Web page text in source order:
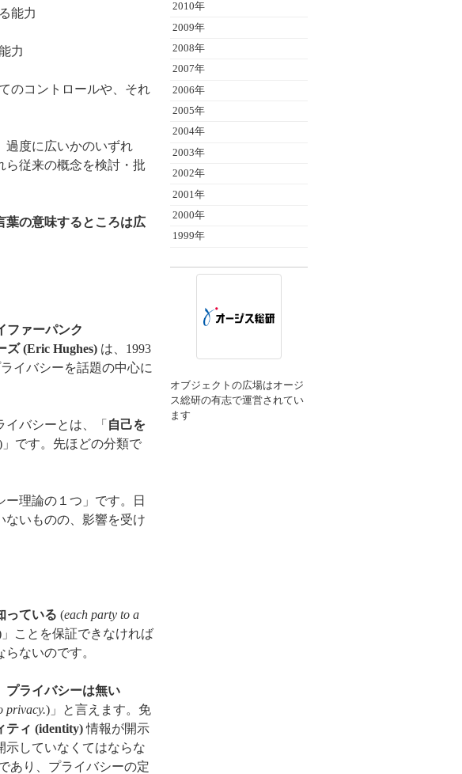
能力
力
のコントロールや、それ
過度に広いかのいずれ
ら従来の概念を検討・批
葉の意味するところは広
ファーパンク
ズ (Eric Hughes) は、1993
イバシーを話題の中心に
バシーとは、「 自己を
」です。先ほどの分類で
理論の１つ」です。日
ないものの、影響を受け
っている (each party to a
ことを保証できなければ
ないのです。
プライバシーは無い
privacy.)」と言えます。免
ティ (identity)情報が開示
示していなくてはならな
あり、プライバシーの定
2010年
2009年
2008年
2007年
2006年
2005年
2004年
2003年
2002年
2001年
2000年
1999年
オブジェクトの広場はオージ
ス総研の有志で運営されてい
ます